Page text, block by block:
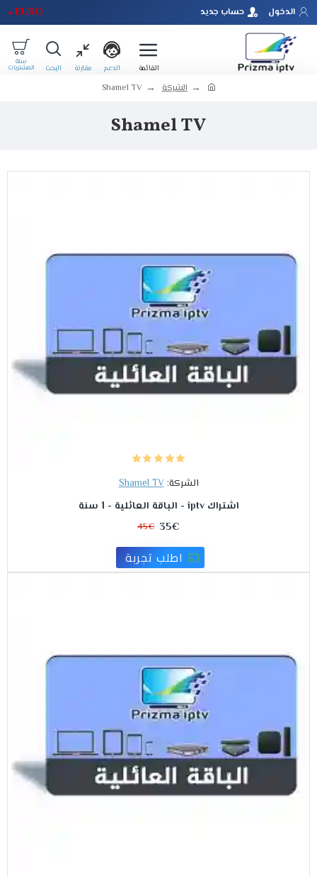
الدخول حساب جديد EURO
الشركة Shamel TV
Shamel TV
الشركة: Shamel TV
اشتراك iptv - الباقة العائلية - 1 سنة
35€
45€
اطلب تجربة